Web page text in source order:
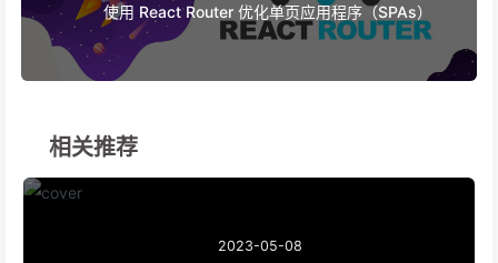
使用 React Router 优化单页应用程序（SPAs）
相关推荐
2023-05-08